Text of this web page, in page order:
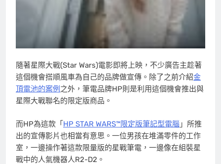
隨著星際大戰(Star Wars)電影即將上映，不少廣告主趁著
這個機會搭順風車為自己的品牌做宣傳。除了之前介紹金
頂電池的案例 之外，筆電品牌HP則是利用這個機會推出與
星際大戰聯名的限定版商品。
而HP為這款「 HP STAR WARS™限定版筆記型電腦 」所推
出的宣傳影片也相當有意思。一位男孩在堆滿零件的工作
室，一邊操作著這款限量版的星戰筆電，一邊像在組裝星
戰中的人氣機器人R2-D2。